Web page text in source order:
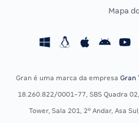
Concursos Fiscais
Concursos Saúde
Mapa
Gran é uma marca da empresa Gran
18.260.822/0001-77, SBS Quadra
Tower, Sala 201, 2º Andar, Asa